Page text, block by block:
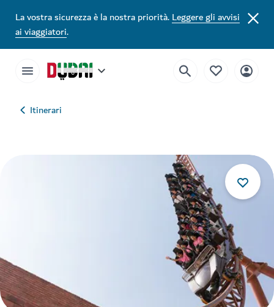
La vostra sicurezza è la nostra priorità.Leggere gli avvisi
ai viaggiatori.
Itinerari